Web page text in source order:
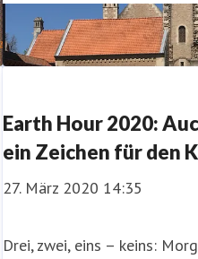
Earth Hour 2020:
ein Zeichen für den
27. März 2020 14:35
Drei, zwei, eins – keins: